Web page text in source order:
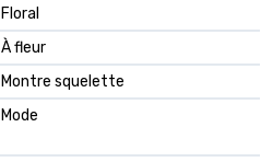
Floral
À fleur
Montre squelette
Mode